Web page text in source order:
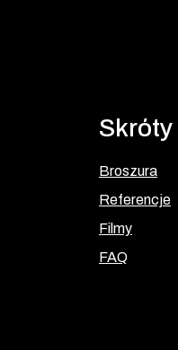
Skróty
Broszura
Referencje
Filmy
FAQ